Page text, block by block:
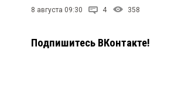
8 августа 09:30 4 358
Подпишитесь ВКонтакте!